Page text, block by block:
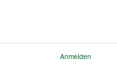
Anmelden